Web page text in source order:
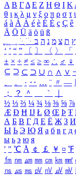
Α Β ΓΔ Ε Ζ Η Θ Ι Κ
θ ι κ λ μ ν ξ ο π ρ σ τ
á à Á À é è É È ç Ç ê
Ä Ö Ü ä ö ü ß
ִֶֹ ֻּ ׁׂ ץ ת צ מ נ ה ב
‘ ’ “ ” 〔 〕 〈 〉 「
± × ÷ ≠ ≤ ≥ ∞ ∴ ♂ ♀
⊆ ⊇ ⊂ ⊃ ∪ ∩ ∧ ∨
、
。 · ‥ … ¨ 〃 ―
；
？ ＾ ｀
½ ⅓ ⅔ ¼ ¾ ⅛ ⅜ ⅝ ⅞
Æ Ð Ħ Ĳ Ł Ø Œ Þ Ŧ
А Б В Г Д Е Ё Ж З И
Ы Ь Э Ю Я а б в г д
ы ь э ю я
′ ″ ℃ Å ￠ ￡ ￥ ¤ ℉
㎙ ㎚ ㎛ ㎜ ㎝ ㎞ ㎟
㎱ ㎲ ㎳ ㎴ ㎵ ㎶ ㎷